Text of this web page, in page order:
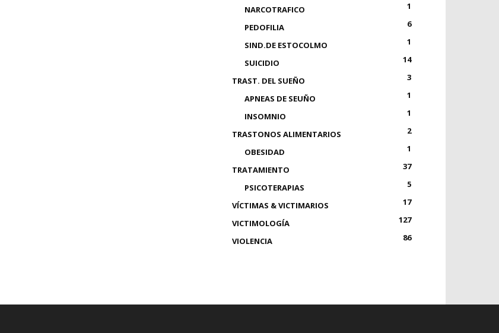
NARCOTRAFICO
1
PEDOFILIA
6
SIND.DE ESTOCOLMO
1
SUICIDIO
14
TRAST. DEL SUEÑO
3
APNEAS DE SEUÑO
1
INSOMNIO
1
TRASTONOS ALIMENTARIOS
2
OBESIDAD
1
TRATAMIENTO
37
PSICOTERAPIAS
5
VÍCTIMAS & VICTIMARIOS
17
VICTIMOLOGÍA
127
VIOLENCIA
86